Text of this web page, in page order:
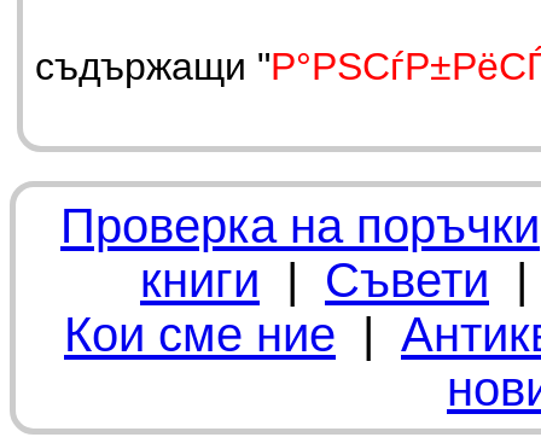
съдържащи "
Проверка на поръчки
книги | Съвети
Кои сме ние |